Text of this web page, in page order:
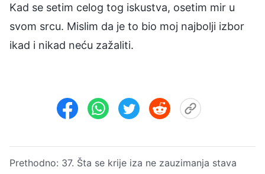
Kad se setim celog tog iskustva, osetim mir u
svom srcu. Mislim da je to bio moj najbolji izbor
ikad i nikad neću zažaliti.
Prethodno: 37. Šta se krije iza ne zauzimanja stava